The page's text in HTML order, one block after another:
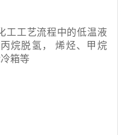
工工艺流程中的低温液
烷脱氢， 烯烃、甲烷
箱等